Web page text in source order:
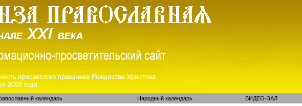
календарь Народный календарь ВИДЕО-ЗАЛ